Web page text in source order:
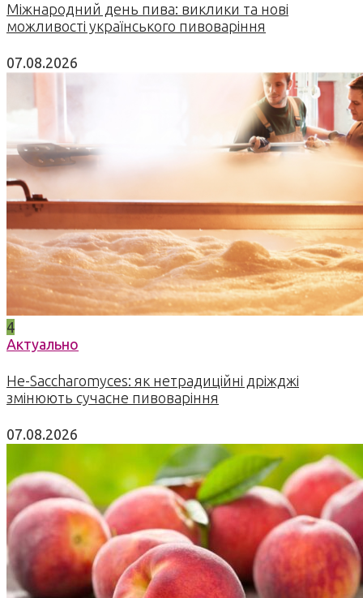
Міжнародний день пива: виклики та нові
можливості українського пивоваріння
07.08.2026
4
Актуально
Не-Saccharomyces: як нетрадиційні дріжджі
змінюють сучасне пивоваріння
07.08.2026